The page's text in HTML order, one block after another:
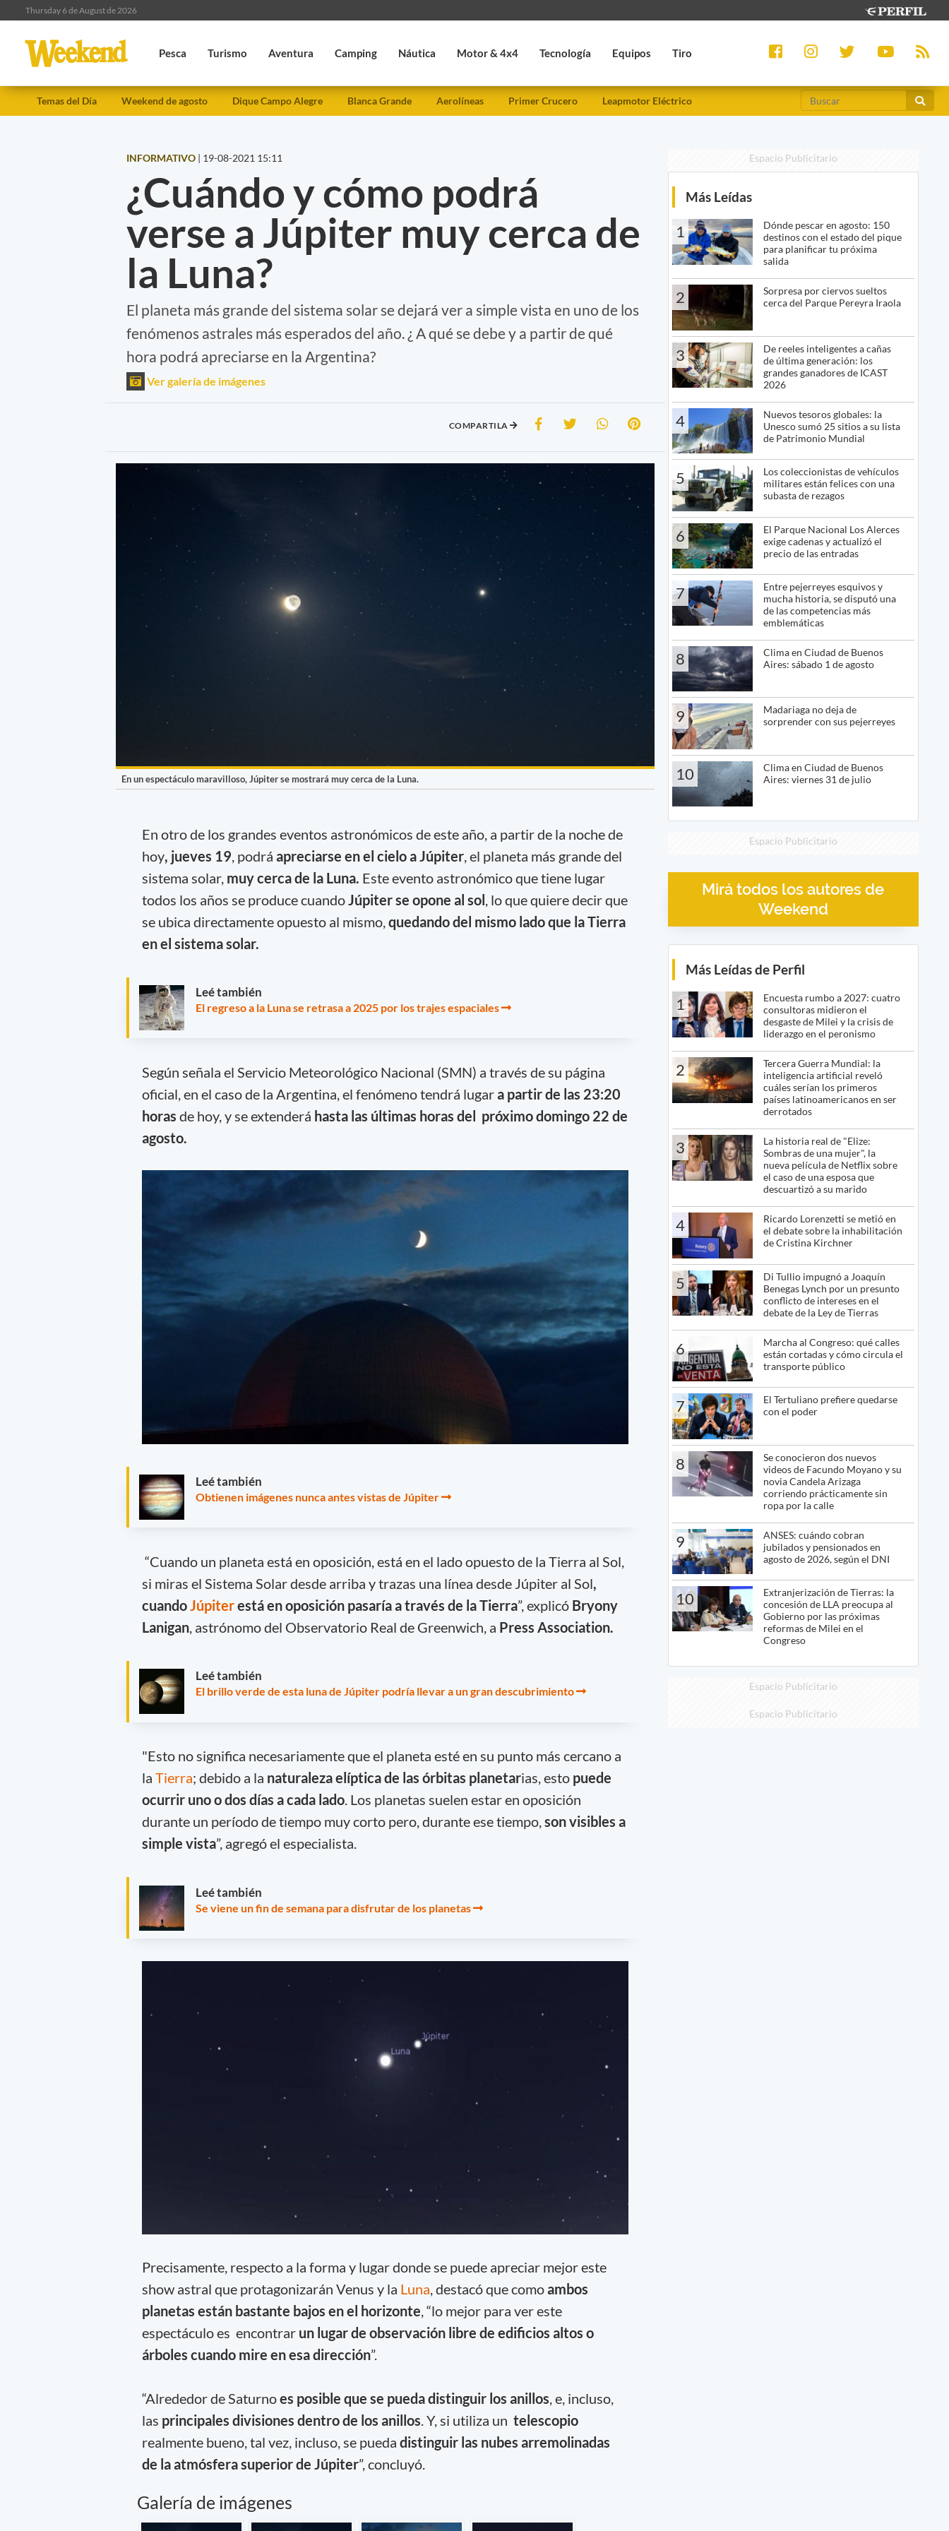
Thursday 6 de August de 2026
Pesca Turismo Aventura Camping Náutica Motor & 4x4 Tecnología Equipos Tiro
Temas del Día Weekend de agosto Dique Campo Alegre Blanca Grande Aerolíneas Primer Crucero Leapmotor Eléctrico
INFORMATIVO | 19-08-2021 15:11
¿Cuándo y cómo podrá
verse a Júpiter muy cerca de
la Luna?
El planeta más grande del sistema solar se dejará ver a simple vista en uno de los
fenómenos astrales más esperados del año. ¿ A qué se debe y a partir de qué
hora podrá apreciarse en la Argentina?
Ver galería de imágenes
COMPARTILA
En un espectáculo maravilloso, Júpiter se mostrará muy cerca de la Luna.
En otro de los grandes eventos astronómicos de este año, a partir de la noche de
hoy, jueves 19 , podrá apreciarse en el cielo a Júpiter, el planeta más grande del
sistema solar, muy cerca de la Luna. Este evento astronómico que tiene lugar
todos los años se produce cuando Júpiter se opone al sol , lo que quiere decir que
se ubica directamente opuesto al mismo, quedando del mismo lado que la Tierra
en el sistema solar.
Leé también
El regreso a la Luna se retrasa a 2025 por los trajes espaciales
Según señala el Servicio Meteorológico Nacional (SMN) a través de su página
oficial, en el caso de la Argentina, el fenómeno tendrá lugara partir de las 23:20
horas de hoy, y se extenderá hasta las últimas horas del próximo domingo 22 de
agosto.
Leé también
Obtienen imágenes nunca antes vistas de Júpiter
“Cuando un planeta está en oposición, está en el lado opuesto de la Tierra al Sol,
si miras el Sistema Solar desde arriba y trazas una línea desde Júpiter al Sol,
cuando Júpiterestá en oposición pasaría a través de la Tierra”, explicó Bryony
Lanigan, astrónomo del Observatorio Real de Greenwich, a Press Association.
Leé también
El brillo verde de esta luna de Júpiter podría llevar a un gran descubrimiento
"Esto no significa necesariamente que el planeta esté en su punto más cercano a
la Tierra; debido a la naturaleza elíptica de las órbitas planetarias, esto puede
ocurrir uno o dos días a cada lado. Los planetas suelen estar en oposición
durante un período de tiempo muy corto pero, durante ese tiempo,son visibles a
simple vista”, agregó el especialista.
Leé también
Se viene un fin de semana para disfrutar de los planetas
Precisamente, respecto a la forma y lugar donde se puede apreciar mejor este
show astral que protagonizarán Venus y la Luna, destacó que comoambos
planetas están bastante bajos en el horizonte, “lo mejor para ver este
espectáculo es encontrar un lugar de observación libre de edificios altos o
árboles cuando mire en esa dirección”.
“Alrededor de Saturnoes posible que se pueda distinguir los anillos , e, incluso,
las principales divisiones dentro de los anillos . Y, si utiliza un telescopio
realmente bueno, tal vez, incluso, se pueda distinguir las nubes arremolinadas
de la atmósfera superior de Júpiter”, concluyó.
Galería de imágenes
Espacio Publicitario
Más Leídas
1
Dónde pescar en agosto: 150
destinos con el estado del pique
para planificar tu próxima
salida
2
Sorpresa por ciervos sueltos
cerca del Parque Pereyra Iraola
3
De reeles inteligentes a cañas
de última generación: los
grandes ganadores de ICAST
2026
4
Nuevos tesoros globales: la
Unesco sumó 25 sitios a su lista
de Patrimonio Mundial
5
Los coleccionistas de vehículos
militares están felices con una
subasta de rezagos
6
El Parque Nacional Los Alerces
exige cadenas y actualizó el
precio de las entradas
7
Entre pejerreyes esquivos y
mucha historia, se disputó una
de las competencias más
emblemáticas
8
Clima en Ciudad de Buenos
Aires: sábado 1 de agosto
9
Madariaga no deja de
sorprender con sus pejerreyes
10
Clima en Ciudad de Buenos
Aires: viernes 31 de julio
Espacio Publicitario
Mirá todos los autores de
Weekend
Más Leídas de Perfil
1
Encuesta rumbo a 2027: cuatro
consultoras midieron el
desgaste de Milei y la crisis de
liderazgo en el peronismo
2
Tercera Guerra Mundial: la
inteligencia artificial reveló
cuáles serían los primeros
países latinoamericanos en ser
derrotados
3
La historia real de "Elize:
Sombras de una mujer", la
nueva película de Netflix sobre
el caso de una esposa que
descuartizó a su marido
4
Ricardo Lorenzetti se metió en
el debate sobre la inhabilitación
de Cristina Kirchner
5
Di Tullio impugnó a Joaquín
Benegas Lynch por un presunto
conflicto de intereses en el
debate de la Ley de Tierras
6
Marcha al Congreso: qué calles
están cortadas y cómo circula el
transporte público
7
El Tertuliano prefiere quedarse
con el poder
8
Se conocieron dos nuevos
videos de Facundo Moyano y su
novia Candela Arizaga
corriendo prácticamente sin
ropa por la calle
9
ANSES: cuándo cobran
jubilados y pensionados en
agosto de 2026, según el DNI
10
Extranjerización de Tierras: la
concesión de LLA preocupa al
Gobierno por las próximas
reformas de Milei en el
Congreso
Espacio Publicitario
Espacio Publicitario